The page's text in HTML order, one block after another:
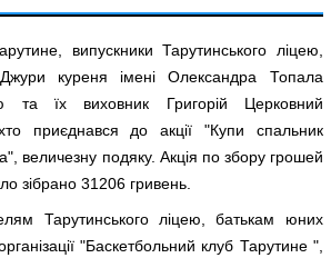
випускники Тарутинського ліцею,
куреня імені Олександра Топала
та їх виховник Григорій Церковний
приєднався до акції "Купи спальник
величезну подяку. Акція по збору грошей
зібрано 31206 гривень.
Тарутинського ліцею, батькам юних
"Баскетбольний клуб Тарутине ",